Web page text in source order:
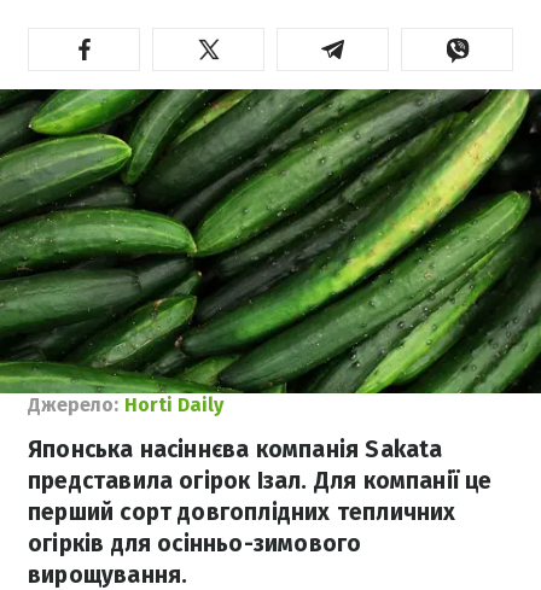
Джерело: Horti Daily
Японська насіннєва компанія Sakata
представила огірок Ізал. Для компанії це
перший сорт довгоплідних тепличних
огірків для осінньо-зимового
вирощування.